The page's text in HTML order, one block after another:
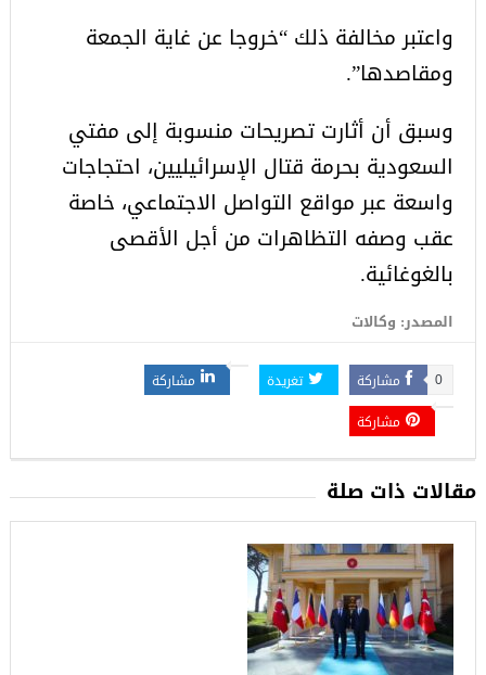
واعتبر مخالفة ذلك “خروجا عن غاية الجمعة
ومقاصدها”.
وسبق أن أثارت تصريحات منسوبة إلى مفتي
السعودية بحرمة قتال الإسرائيليين، احتجاجات
واسعة عبر مواقع التواصل الاجتماعي، خاصة
عقب وصفه التظاهرات من أجل الأقصى
بالغوغائية.
المصدر: وكالات
مشاركة 0 تغريدة
مشاركة
مشاركة
مقالات ذات صلة